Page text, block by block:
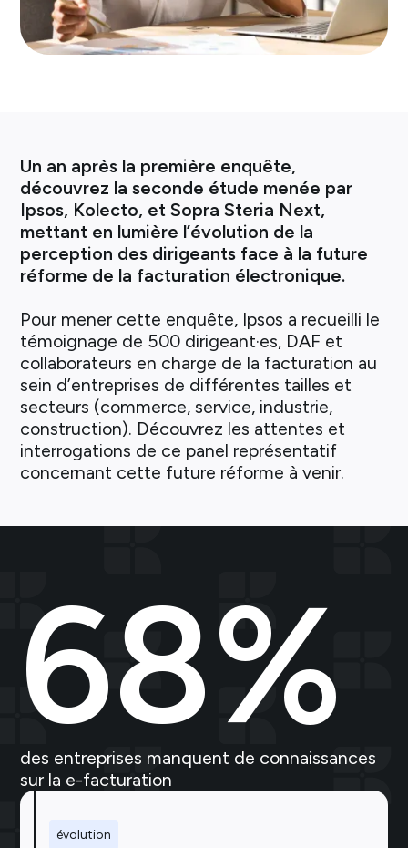
Un an après la première enquête,
découvrez la seconde étude menée par
Ipsos, Kolecto, et Sopra Steria Next,
mettant en lumière l’évolution de la
perception des dirigeants face à la future
réforme de la facturation électronique.
Pour mener cette enquête, Ipsos a recueilli le
témoignage de 500 dirigeant·es, DAF et
collaborateurs en charge de la facturation au
sein d’entreprises de différentes tailles et
secteurs (commerce, service, industrie,
construction). Découvrez les attentes et
interrogations de ce panel représentatif
concernant cette future réforme à venir.
68%
des entreprises manquent de connaissances
sur la e-facturation
évolution